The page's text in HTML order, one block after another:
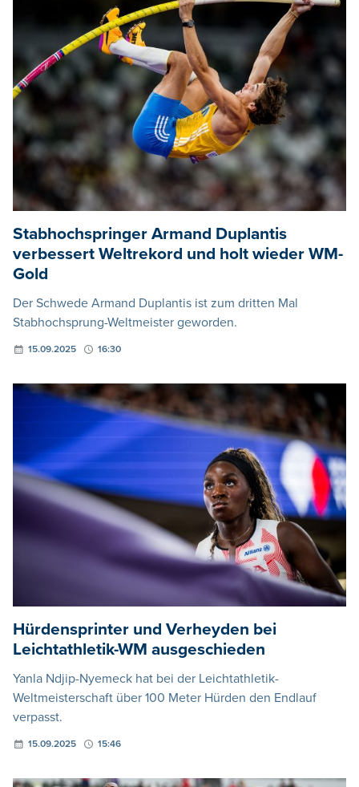
Stabhochspringer Armand Duplantis
verbessert Weltrekord und holt wieder WM-
Gold
Der Schwede Armand Duplantis ist zum dritten Mal
Stabhochsprung-Weltmeister geworden.
15.09.2025 16:30
Hürdensprinter und Verheyden bei
Leichtathletik-WM ausgeschieden
Yanla Ndjip-Nyemeck hat bei der Leichtathletik-
Weltmeisterschaft über 100 Meter Hürden den Endlauf
verpasst.
15.09.2025 15:46